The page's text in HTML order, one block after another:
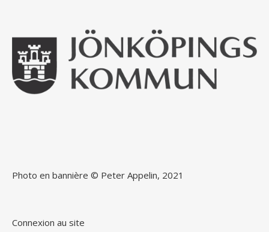
Photo en bannière © Peter Appelin, 2021
Connexion au site